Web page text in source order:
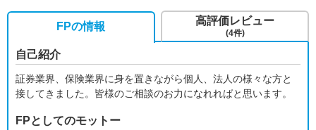
FPの情報
自己紹介
証券業界、保険業界に身を置きながら個人、法人の様々な方と
接してきました。皆様のご相談のお力になれればと思います。
FPとしてのモットー
高評価レビュー
(4件)